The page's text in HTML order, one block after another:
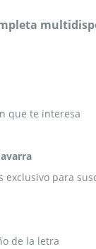
que te interesa
para
de la letra